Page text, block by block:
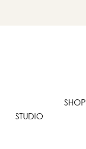
STUDIO
SHOP